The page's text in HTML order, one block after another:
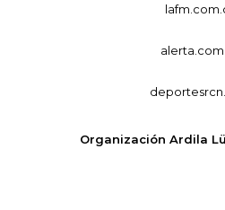
Organización Ardila